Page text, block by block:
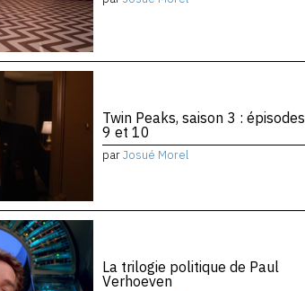
Twin Peaks, saison 3 : épisodes
9 et 10
parJosué Morel
La trilogie politique de Paul
Verhoeven